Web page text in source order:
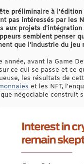
préliminaire à l'édition
pas intéressés par les
aux projets d'intégration
semblent penser
que l'industrie du jeu
année, avant la Game
ce qui se passe et ce
les résultats de
et les NFT,
négociable construit